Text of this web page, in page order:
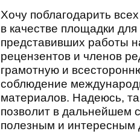
Хочу поблагодарить
в качестве площадки
представивших работы
рецензентов и членов
грамотную и
соблюдение
материалов. Надеюсь,
позволит в дальнейшем
полезным и интересным